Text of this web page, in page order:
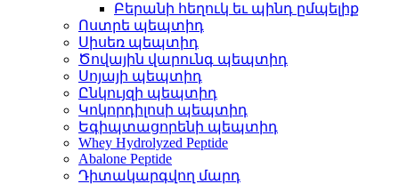
Բերանի հեղուկ եւ պինդ ըմպելիք
Ոստրե պեպտիդ
Սիսեռ պեպտիդ
Ծովային վարունգ պեպտիդ
Սոյայի պեպտիդ
Ընկույզի պեպտիդ
Կոկորդիլոսի պեպտիդ
Եգիպտացորենի պեպտիդ
Whey Hydrolyzed Peptide
Abalone Peptide
Դիտակարգվող մարդ